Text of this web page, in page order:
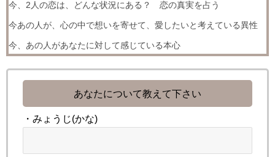
今、2人の恋は、どんな状況にある？ 恋の真実を占う
今あの人が、心の中で想いを寄せて、愛したいと考えている異性
今、あの人があなたに対して感じている本心
あなたについて教えて下さい
・みょうじ(かな)